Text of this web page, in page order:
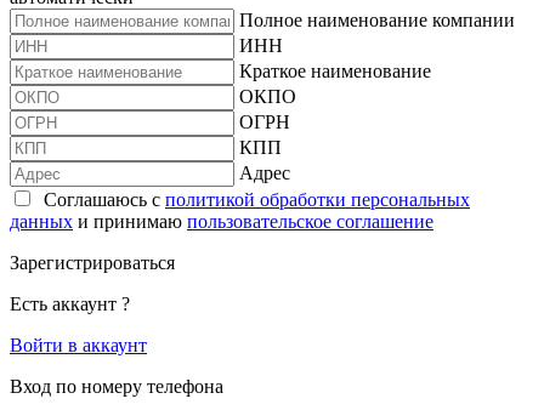
Полное наименование компании
ИНН
Краткое наименование
ОКПО
ОГРН
КПП
Адрес
Соглашаюсь с политикой обработки персональных
данных и принимаю пользовательское соглашение
Зарегистрироваться
Есть аккаунт ?
Войти в аккаунт
Вход по номеру телефона